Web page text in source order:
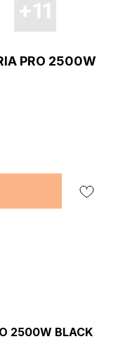
PRO 2500W
2500W BLACK